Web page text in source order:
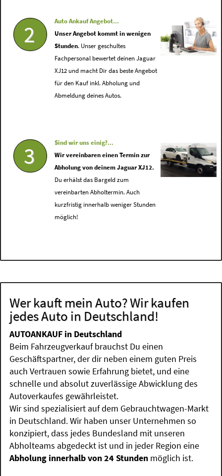
2
Auto Ankauf Angebot...
Unser Angebot kommt in wenigen
Stunden. Unser geschultes
Fachpersonal bewertet deinen Jaguar
XJ12 und macht Dir das beste Angebot
für den Kauf inkl. Abholung und
Abmeldung deines Autos.
3
Sind wir uns einig?...
Wir vereinbaren einen Termin zur
Abholung von deinem Jaguar XJ12.
Du erhälst das Bargeld zum
vereinbarten Abholtermin. Auch
kurzfristig innerhalb weniger Stunden
möglich!
Wer kauft mein Auto? Wir kaufen
jedes Auto in Deutschland!
AUTOANKAUF in Deutschland
Beim Fahrzeugverkauf brauchst Du einen
Geschäftspartner, der dir neben einem guten Preis
auch Vertrauen sowie Erfahrung bietet, und eine
schnelle und absolut zuverlässige Abwicklung des
Autoverkaufes gewährleistet.
Wir sind spezialisiert auf dem Gebrauchtwagen-Markt
in Deutschland. Wir haben unser Unternehmen so
konzipiert, dass jedes Bundesland mit unseren
Abholteams abgedeckt ist und in jeder Region eine
Abholung innerhalb von 24 Stunden möglich ist.